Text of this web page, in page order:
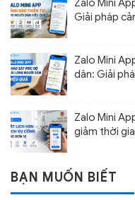
Zalo Mini
Giải pháp
Zalo Mini
dân: Giải
Zalo Mini
giảm thời
BẠN MUỐN BIẾT